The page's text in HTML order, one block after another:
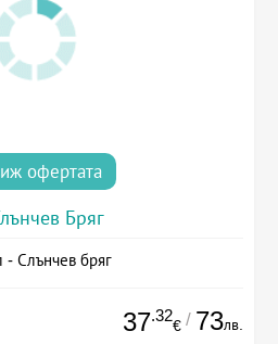
офертата
Бряг
- Слънчев бряг
37.32
€ / 73лв.